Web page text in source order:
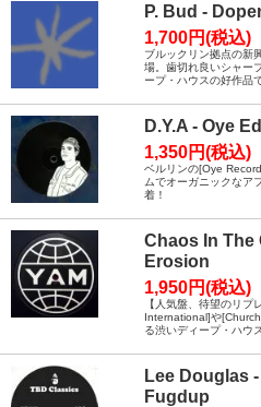
P. Bud -
1,700円(税込)
ブルックリン拠点の新
場。歯切れ良いシャー
ープ・ハウスの好作品
D.Y.A - Oye
1,350円(税込)
ベルリンの[Oye
ムでオーガニックなア
着！
Chaos In The
Erosion
1,950円(税込)
【人気盤、待望のリ
International]や
る渋いディープ・ハウ
Lee Douglas
Fugdup